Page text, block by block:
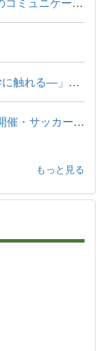
【関内】展示「昭和100年―昭和文学に触れる―」の本棚
【関内】展示「FIFAワールドカップ開催・サッカー関連」の本棚
もっと見る